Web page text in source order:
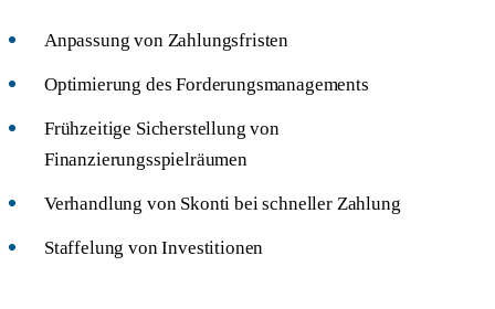
Anpassung von Zahlungsfristen
Optimierung des Forderungsmanagements
Frühzeitige Sicherstellung von
Finanzierungsspielräumen
Verhandlung von Skonti bei schneller Zahlung
Staffelung von Investitionen